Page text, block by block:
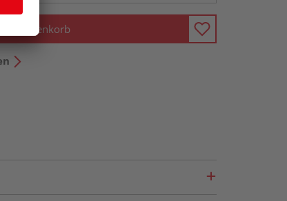
den Warenkorb